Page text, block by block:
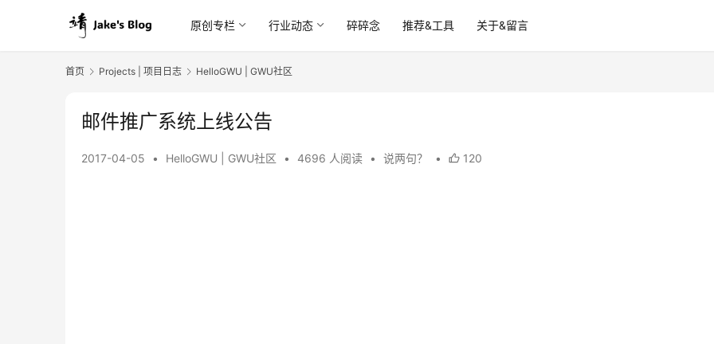
原创专栏 行业动态 碎碎念 推荐&工具 关于&留言
首页 Projects | 项目日志 HelloGWU | GWU社区
邮件推广系统上线公告
2017-04-05 • HelloGWU | GWU社区 • 4696 人阅读 • 说两句？ • 120